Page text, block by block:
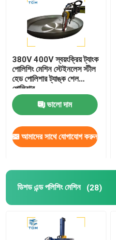
স্টিল এলকো স্বয়ংক্রিয় পোলিশিং মেশিন
ওয়েল্ড প্ল্যানার
ওয়েল্ডিং পোলিশিং মেশিন
শঙ্কু বাঁকানো মেশিন
পলিশিং ভোগ্যপণ্য
ওয়েল্ডিং মেশিন
380V 400V স্বয়ংক্রিয় ট্যাংক
পোলিশিং মেশিন স্টেইনলেস স্টীল
হেড পোলিশার ট্যাঙ্ক শেল
পোলিশার
ভালো দাম
আমাদের সাথে যোগাযোগ করুন
ডিশড এন্ড পলিশিং মেশিন (28)